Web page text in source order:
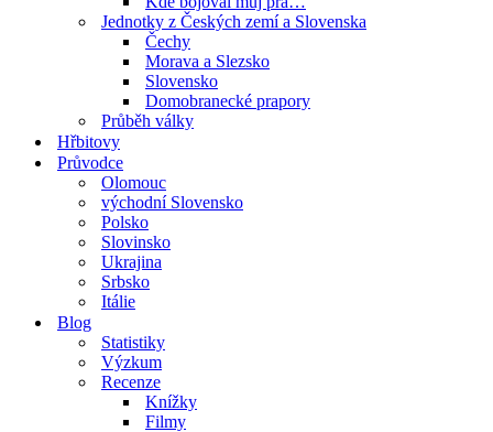
Jednotky z Českých zemí a Slovenska
Čechy
Morava a Slezsko
Slovensko
Domobranecké prapory
Průběh války
Hřbitovy
Průvodce
Olomouc
východní Slovensko
Polsko
Slovinsko
Ukrajina
Srbsko
Itálie
Blog
Statistiky
Výzkum
Recenze
Knížky
Filmy